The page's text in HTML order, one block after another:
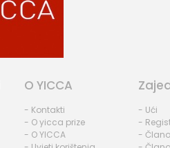
O YICCA
- Kontakti
- O yicca prize
- O YICCA
- Ući
-
-